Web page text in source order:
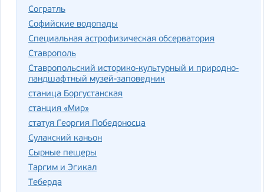
Согратль
Софийские водопады
Специальная астрофизическая обсерватория
Ставрополь
Ставропольский историко-культурный и природно-
ландшафтный музей-заповедник
станица Боргустанская
станция «Мир»
статуя Георгия Победоносца
Сулакский каньон
Сырные пещеры
Таргим и Эгикал
Теберда